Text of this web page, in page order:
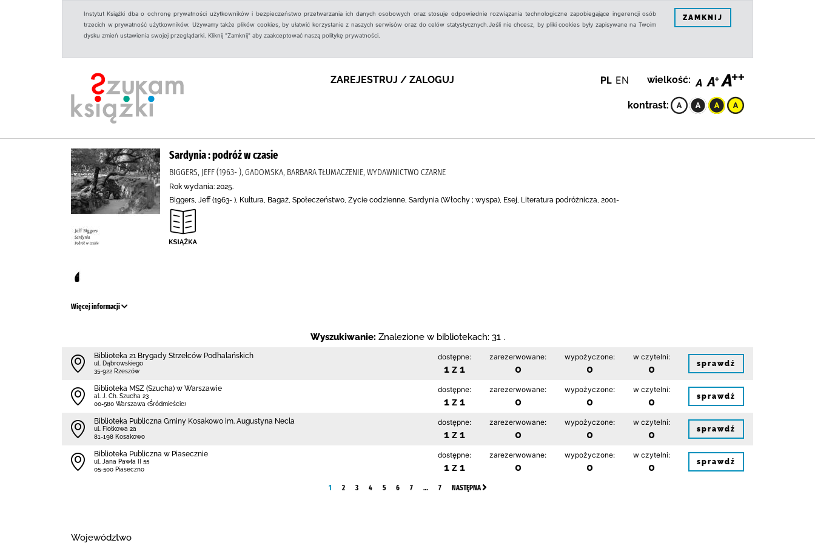
Instytut Książki dba o ochronę prywatności użytkowników i bezpieczeństwo przetwarzania ich danych osobowych oraz stosuje odpowiednie rozwiązania technologiczne zapobiegające ingerencji osób
trzecich w prywatność użytkowników. Używamy także plików cookies, by ułatwić korzystanie z naszych serwisów oraz do celów statystycznych.Jeśli nie chcesz, by pliki cookies były zapisywane na Twoim
dysku zmień ustawienia swojej przeglądarki. Kliknij "Zamknij" aby zaakceptować naszą politykę prywatności.
ZAMKNIJ
ZAREJESTRUJ / ZALOGUJ PL EN wielkość:
kontrast:
Sardynia : podróż w czasie
BIGGERS, JEFF (1963- ), GADOMSKA, BARBARA TŁUMACZENIE, WYDAWNICTWO CZARNE
Rok wydania: 2025.
Biggers, Jeff (1963- ), Kultura, Bagaż, Społeczeństwo, Życie codzienne, Sardynia (Włochy ; wyspa), Esej, Literatura podróżnicza, 2001-
Więcej informacji
Wyszukiwanie: Znalezione w bibliotekach: 31 .
Biblioteka 21 Brygady Strzelców Podhalańskich
ul. Dąbrowskiego
35-922 Rzeszów
dostępne:
1 z 1
zarezerwowane:
0
wypożyczone:
0
w czytelni:
0 sprawdź
Biblioteka MSZ (Szucha) w Warszawie
al. J. Ch. Szucha 23
00-580 Warszawa (Śródmieście)
dostępne:
1 z 1
zarezerwowane:
0
wypożyczone:
0
w czytelni:
0 sprawdź
Biblioteka Publiczna Gminy Kosakowo im. Augustyna Necla
ul. Fiołkowa 2a
81-198 Kosakowo
dostępne:
1 z 1
zarezerwowane:
0
wypożyczone:
0
w czytelni:
0 sprawdź
Biblioteka Publiczna w Piasecznie
ul. Jana Pawła II 55
05-500 Piaseczno
dostępne:
1 z 1
zarezerwowane:
0
wypożyczone:
0
w czytelni:
0 sprawdź
1 2 3 4 5 6 7 … 7 NASTĘPNA
Województwo